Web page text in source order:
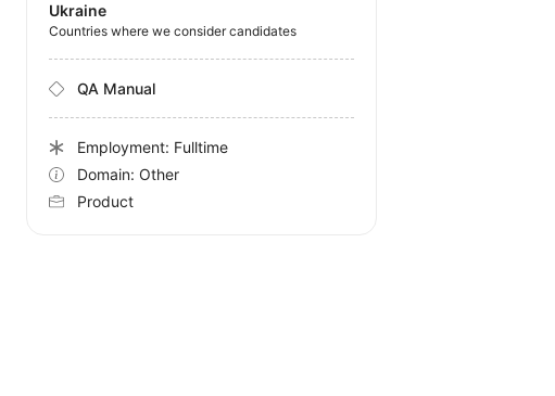
Ukraine
Countries where we consider candidates
QA Manual
Employment: Fulltime
Domain: Other
Product